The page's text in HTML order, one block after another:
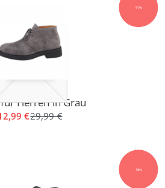
38%
57%
Herren in Grau
€29,99 €